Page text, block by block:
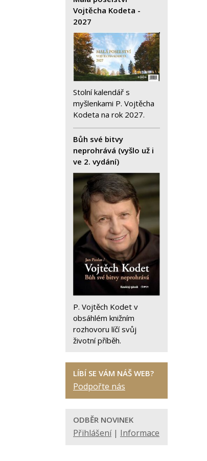
Vojtěcha Kodeta -
2027
Stolní kalendář s
myšlenkami P. Vojtěcha
Kodeta na rok 2027.
Bůh své bitvy
neprohrává (vyšlo už i
ve 2. vydání)
P. Vojtěch Kodet v
obsáhlém knižním
rozhovoru líčí svůj
životní příběh.
LÍBÍ SE VÁM NÁŠ WEB?
Podpořte nás
ODBĚR NOVINEK
Přihlášení| Informace